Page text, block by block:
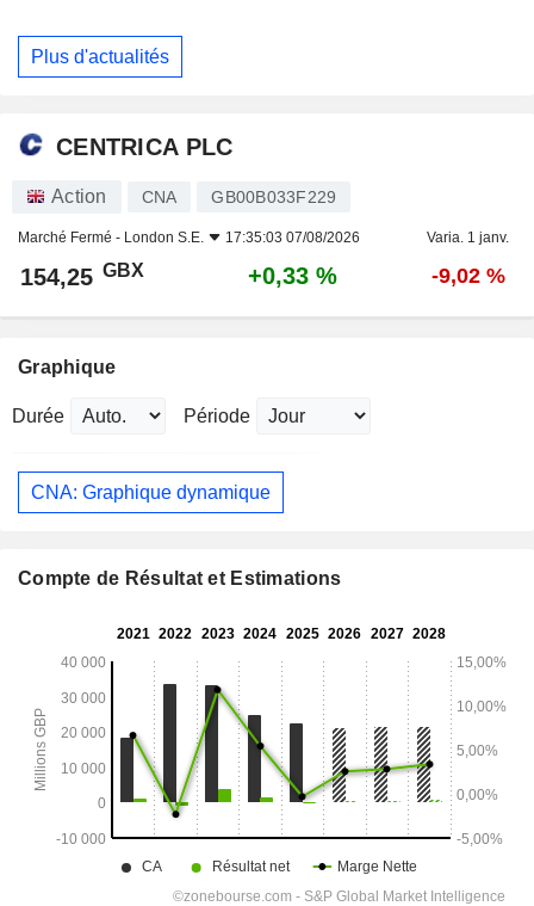
Plus d'actualités
CENTRICA PLC
Action CNA GB00B033F229
Marché Fermé - London S.E. 17:35:03 07/08/2026 Varia. 1 janv.
154,25 GBX +0,33 % -9,02 %
Graphique
Durée Période
CNA: Graphique dynamique
Compte de Résultat et Estimations